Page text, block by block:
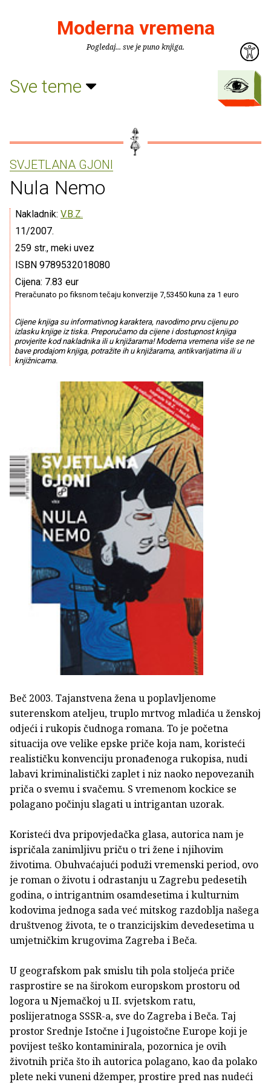
Moderna vremena
Pogledaj... sve je puno knjiga.
Sve teme
SVJETLANA GJONI
Nula Nemo
Nakladnik: V.B.Z.
11/2007.
259 str., meki uvez
ISBN 9789532018080
Cijena: 7.83 eur
Preračunato po fiksnom tečaju konverzije 7,53450 kuna za 1 euro
Cijene knjiga su informativnog karaktera, navodimo prvu cijenu po
izlasku knjige iz tiska. Preporučamo da cijene i dostupnost knjiga
provjerite kod nakladnika ili u knjižarama! Moderna vremena više se ne
bave prodajom knjiga, potražite ih u knjižarama, antikvarijatima ili u
knjižnicama.
Beč 2003. Tajanstvena žena u poplavljenome
suterenskom ateljeu, truplo mrtvog mladića u ženskoj
odjeći i rukopis čudnoga romana. To je početna
situacija ove velike epske priče koja nam, koristeći
realističku konvenciju pronađenoga rukopisa, nudi
labavi kriminalistički zaplet i niz naoko nepovezanih
priča o svemu i svačemu. S vremenom kockice se
polagano počinju slagati u intrigantan uzorak.
Koristeći dva pripovjedačka glasa, autorica nam je
ispričala zanimljivu priču o tri žene i njihovim
životima. Obuhvaćajući poduži vremenski period, ovo
je roman o životu i odrastanju u Zagrebu pedesetih
godina, o intrigantnim osamdesetima i kulturnim
kodovima jednoga sada već mitskog razdoblja našega
društvenog života, te o tranzicijskim devedesetima u
umjetničkim krugovima Zagreba i Beča.
U geografskom pak smislu tih pola stoljeća priče
rasprostire se na širokom europskom prostoru od
logora u Njemačkoj u II. svjetskom ratu,
poslijeratnoga SSSR-a, sve do Zagreba i Beča. Taj
prostor Srednje Istočne i Jugoistočne Europe koji je
povijest teško kontaminirala, pozornica je ovih
životnih priča što ih autorica polagano, kao da polako
plete neki vuneni džemper, prostire pred nas nudeći